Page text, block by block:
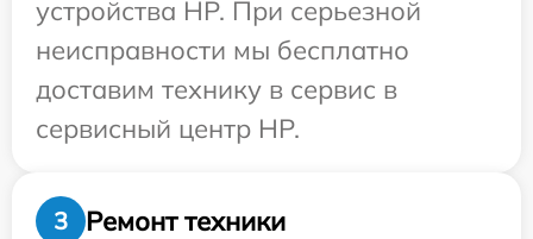
устройства HP. При серьезной
неисправности мы бесплатно
доставим технику в сервис в
сервисный центр HP.
3
Ремонт техники